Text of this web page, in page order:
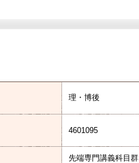
理・博後
4601095
先端専門講義科目